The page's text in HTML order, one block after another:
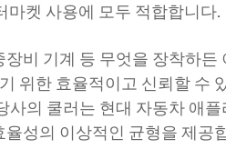
마켓 사용에 모두 적합합니다.
비 기계 등 무엇을 장착하든
위한 효율적이고 신뢰할 수
사의 쿨러는 현대 자동차 애
성의 이상적인 균형을 제공